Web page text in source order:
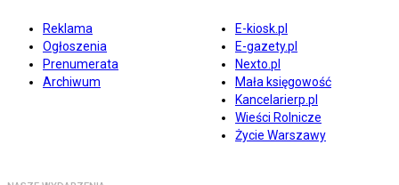
Reklama
Ogłoszenia
Prenumerata
Archiwum
E-kiosk.pl
E-gazety.pl
Nexto.pl
Mała księgowość
Kancelarierp.pl
Wieści Rolnicze
Życie Warszawy